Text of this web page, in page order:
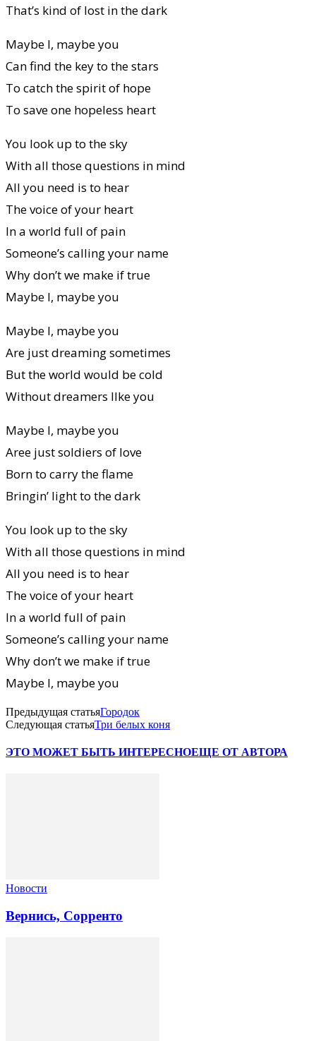
That’s kind of lost in the dark
Maybe I, maybe you
Can find the key to the stars
To catch the spirit of hope
To save one hopeless heart
You look up to the sky
With all those questions in mind
All you need is to hear
The voice of your heart
In a world full of pain
Someone’s calling your name
Why don’t we make if true
Maybe I, maybe you
Maybe I, maybe you
Are just dreaming sometimes
But the world would be cold
Without dreamers Ilke you
Maybe I, maybe you
Aree just soldiers of love
Born to carry the flame
Bringin’ light to the dark
You look up to the sky
With all those questions in mind
All you need is to hear
The voice of your heart
In a world full of pain
Someone’s calling your name
Why don’t we make if true
Maybe I, maybe you
Предыдущая статьяГородок
Следующая статьяТри белых коня
ЭТО МОЖЕТ БЫТЬ ИНТЕРЕСНОЕЩЕ ОТ АВТОРА
Новости
Вернись, Сорренто